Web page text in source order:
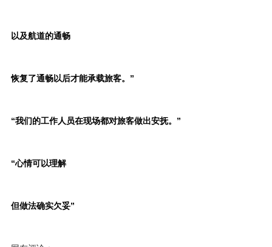
以及航道的通畅
恢复了通畅以后才能承载旅客。”
“我们的工作人员在现场都对旅客做出安抚。”
“心情可以理解
但做法确实欠妥”